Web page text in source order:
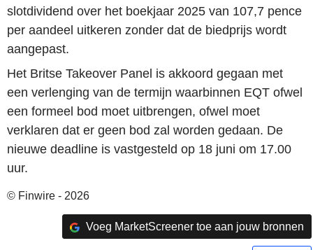
slotdividend over het boekjaar 2025 van 107,7 pence
per aandeel uitkeren zonder dat de biedprijs wordt
aangepast.
Het Britse Takeover Panel is akkoord gegaan met
een verlenging van de termijn waarbinnen EQT ofwel
een formeel bod moet uitbrengen, ofwel moet
verklaren dat er geen bod zal worden gedaan. De
nieuwe deadline is vastgesteld op 18 juni om 17.00
uur.
© Finwire - 2026
Voeg MarketScreener toe aan jouw bronnen